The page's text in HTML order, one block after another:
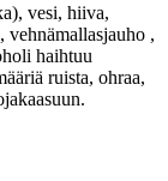
vesi, hiiva,
,
haihtuu
ruista, ohraa,